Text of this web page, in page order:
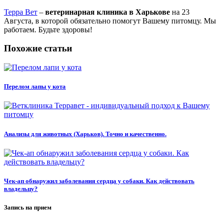
Терра Вет – ветеринарная клиника в Харькове на 23
Августа, в которой обязательно помогут Вашему питомцу. Мы
работаем. Будьте здоровы!
Похожие статьи
Перелом лапы у кота
Анализы для животных (Харьков). Точно и качественно.
Чек-ап обнаружил заболевания сердца у собаки. Как действовать
владельцу?
Запись на прием